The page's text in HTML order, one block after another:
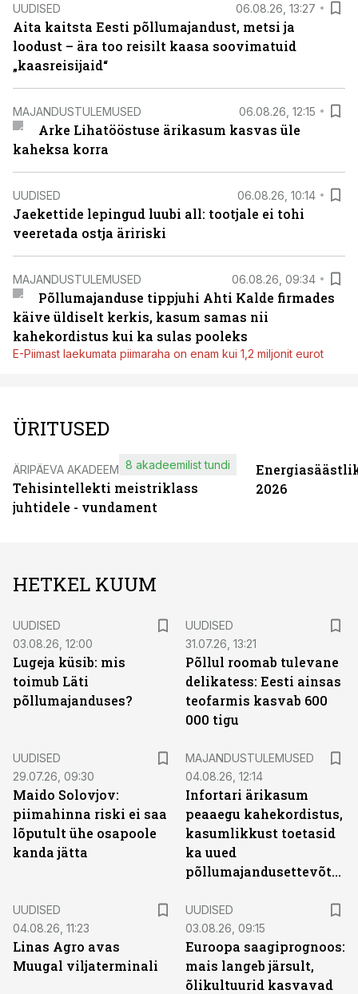
UUDISED 06.08.26, 13:27
Aita kaitsta Eesti põllumajandust, metsi ja
loodust – ära too reisilt kaasa soovimatuid
„kaasreisijaid“
MAJANDUSTULEMUSED 06.08.26, 12:15
Arke Lihatööstuse ärikasum kasvas üle
kaheksa korra
UUDISED 06.08.26, 10:14
Jaekettide lepingud luubi all: tootjale ei tohi
veeretada ostja äririski
MAJANDUSTULEMUSED 06.08.26, 09:34
Põllumajanduse tippjuhi Ahti Kalde firmades
käive üldiselt kerkis, kasum samas nii
kahekordistus kui ka sulas pooleks
E-Piimast laekumata piimaraha on enam kui 1,2 miljonit eurot
ÜRITUSED
ÄRIPÄEVA AKADEEMIA
Tehisintellekti meistriklass
juhtidele - vundament
8 akadeemilist tundi
2026
HETKEL KUUM
UUDISED
03.08.26, 12:00
Lugeja küsib: mis
toimub Läti
põllumajanduses?
UUDISED
31.07.26, 13:21
Põllul roomab tulevane
delikatess: Eesti ainsas
teofarmis kasvab 600
000 tigu
UUDISED
29.07.26, 09:30
Maido Solovjov:
piimahinna riski ei saa
lõputult ühe osapoole
kanda jätta
MAJANDUSTULEMUSED
04.08.26, 12:14
Infortari ärikasum
peaaegu kahekordistus,
kasumlikkust toetasid
ka uued
põllumajandusettevõtted
UUDISED
04.08.26, 11:23
Linas Agro avas
Muugal viljaterminali
UUDISED
03.08.26, 09:15
Euroopa saagiprognoos:
mais langeb järsult,
õlikultuurid kasvavad